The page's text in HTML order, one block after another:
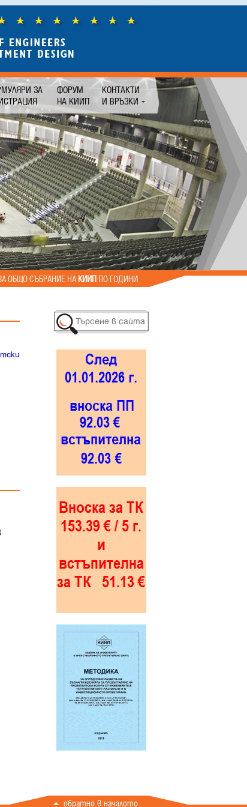
ЗА
ФОРУМ
НА КИИП
КОНТАКТИ
И ВРЪЗКИ
ОБЩО СЪБРАНИЕ НАКИИППО ГОДИНИ
обратно в началото